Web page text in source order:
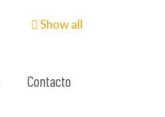
Contacto
Show all